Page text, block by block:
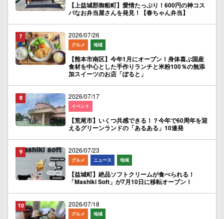
【上益城郡御船町】愛情たっぷり！600円の神コス
パなお弁当屋さんを発見！【春ちゃん弁当】
2026/07/26
グルメ 地域
【熊本市南区】今年1月にオープン！身体喜ぶ国産
食材を中心とした手作りランチと米粉100％の無添
加スイーツのお店「ぽると」
2026/07/17
イベント
【荒尾市】いくつ共感できる！？今年で60周年を迎
えるグリーンランドの「あるある」10連発
2026/07/23
グルメ ニュース 地域
【益城町】絶品ソフトクリームが食べられる！
「Mashiki Soft」が7月10日に移転オープン！
2026/07/18
グルメ 地域